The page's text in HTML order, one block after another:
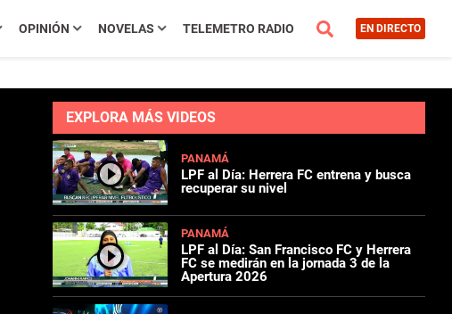
OPINIÓN NOVELAS TELEMETRO RADIO EN DIRECTO
EXPLORA MÁS VIDEOS
PANAMÁ
LPF al Día: Herrera FC entrena y busca
recuperar su nivel
PANAMÁ
LPF al Día: San Francisco FC y Herrera
FC se medirán en la jornada 3 de la
Apertura 2026